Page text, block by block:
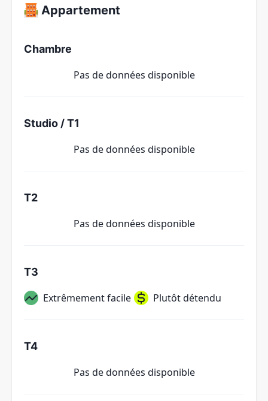
Appartement
Chambre
Pas de données disponible
Studio / T1
Pas de données disponible
T2
Pas de données disponible
T3
Extrêmement facile Plutôt détendu
T4
Pas de données disponible